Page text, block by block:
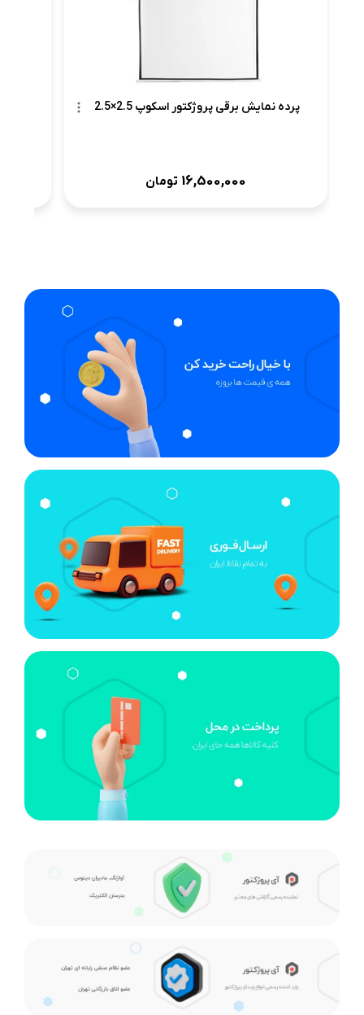
پرده نمایش برقی پروژکتور اسکوپ 2.5×2.5
16,500,000 تومان